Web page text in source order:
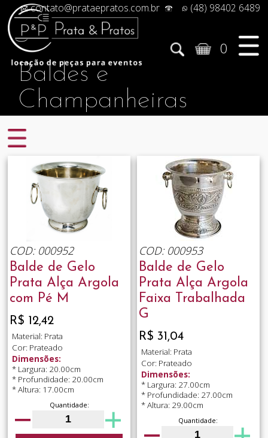
contato@prataepratos.com.br (48) 98402 6489
0
Baldes e
Champanheiras
COD: 000952
Balde de Gelo
Prata Alça Argola
com Pé M
R$ 12,42
Material: Prata
Cor: Prateado
Dimensões:
* Largura: 20.00cm
* Profundidade: 20.00cm
* Altura: 17.00cm
Quantidade:
COD: 000953
Balde de Gelo
Prata Alça Argola
Faixa Trabalhada
G
R$ 31,04
Material: Prata
Cor: Prateado
Dimensões:
* Largura: 27.00cm
* Profundidade: 27.00cm
* Altura: 29.00cm
Quantidade: